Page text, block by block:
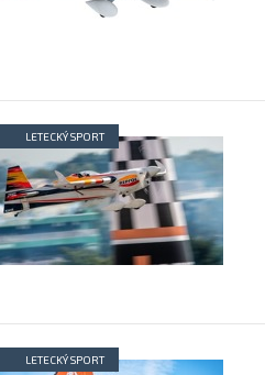
LETECKÝ SPORT
LETECKÝ SPORT